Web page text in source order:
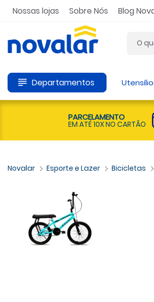
Nossas lojas Sobre Nós Blog
Departamentos
PARCELAMENTO
EM ATÉ 10X NO CARTÃO
Esporte e Lazer Bicicletas